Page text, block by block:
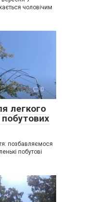
чоловічим
0
легкого
позбавляємося
побутові